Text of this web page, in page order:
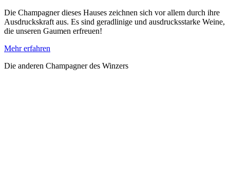
Die Champagner dieses Hauses zeichnen sich vor allem durch ihre
Ausdruckskraft aus. Es sind geradlinige und ausdrucksstarke Weine,
die unseren Gaumen erfreuen!
Mehr erfahren
Die anderen Champagner des Winzers